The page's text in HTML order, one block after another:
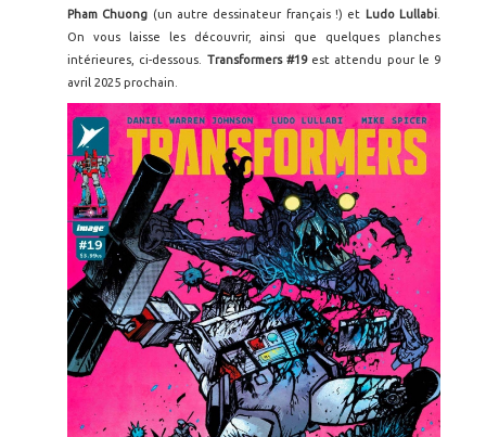
Pham Chuong (un autre dessinateur français !) et Ludo Lullabi
On vous laisse les découvrir, ainsi que quelques planches
intérieures, ci-dessous. Transformers #19 est attendu pour le 9
avril 2025 prochain.